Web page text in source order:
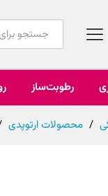
همه محصولات
رطوبت‌ساز
/ محصولات ارتوپدی